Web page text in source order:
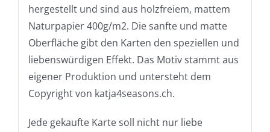
hergestellt und sind aus holzfreiem, mattem
Naturpapier 400g/m2. Die sanfte und matte
Oberfläche gibt den Karten den speziellen und
liebenswürdigen Effekt. Das Motiv stammt aus
eigener Produktion und untersteht dem
Copyright von katja4seasons.ch.
Jede gekaufte Karte soll nicht nur liebe